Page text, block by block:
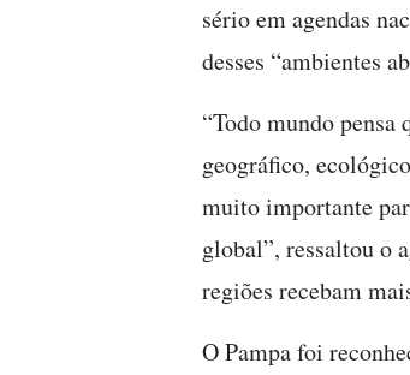
sério em agendas
desses “ambientes
“Todo mundo
geográfico,
muito importante
global”, ressaltou o
regiões recebam
O Pampa foi